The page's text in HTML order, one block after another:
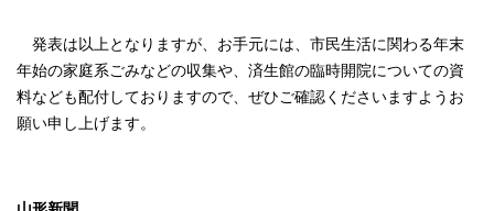
発表は以上となりますが、お手元には、市民生活に関わる年末
年始の家庭系ごみなどの収集や、済生館の臨時開院についての資
料なども配付しておりますので、ぜひご確認くださいますようお
願い申し上げます。